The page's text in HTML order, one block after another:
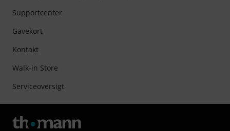
Supportcenter
Gavekort
Kontakt
Walk-in Store
Serviceoversigt